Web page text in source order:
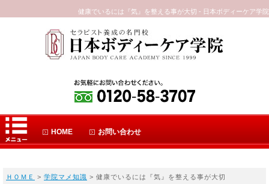
健康でいるには『気』を整える事が大切 - 日本ボディーケア学院
HOME お問い合わせ
ＨＯＭＥ > 学院マメ知識 > 健康でいるには『気』を整える事が大切